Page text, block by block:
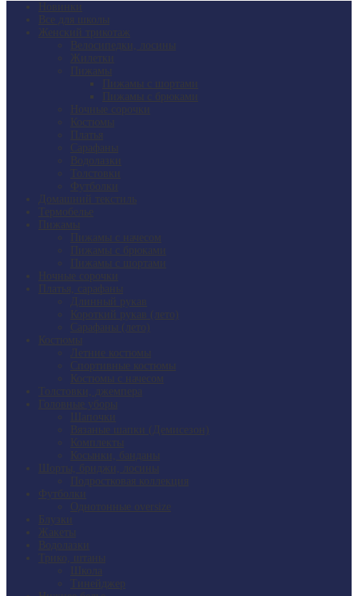
Новинки
Все для школы
Женский трикотаж
Велосипедки, лосины
Жилетки
Пижамы
Пижамы с шортами
Пижамы с брюками
Ночные сорочки
Костюмы
Платья
Сарафаны
Водолазки
Толстовки
Футболки
Домашний текстиль
Термобелье
Пижамы
Пижамы с начесом
Пижамы с брюками
Пижамы с шортами
Ночные сорочки
Платья, сарафаны
Длинный рукав
Короткий рукав (лето)
Сарафаны (лето)
Костюмы
Летние костюмы
Спортивные костюмы
Костюмы с начесом
Толстовки, джемпера
Головные уборы
Шапочки
Вязаные шапки (Демисезон)
Комплекты
Косынки, банданы
Шорты, бриджи, лосины
Подростковая коллекция
Футболки
Однотонные oversize
Блузки
Жакеты
Водолазки
Трико, штаны
Школа
Тинейджер